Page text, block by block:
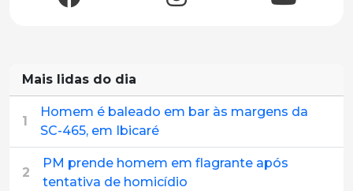
Mais lidas do dia
1
Homem é baleado em bar às margens da
SC-465, em Ibicaré
2
PM prende homem em flagrante após
tentativa de homicídio